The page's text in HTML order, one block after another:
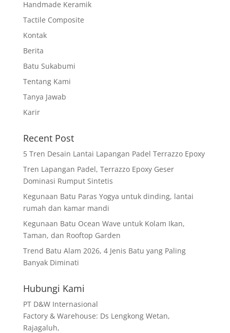
Handmade Keramik
Tactile Composite
Kontak
Berita
Batu Sukabumi
Tentang Kami
Tanya Jawab
Karir
Recent Post
5 Tren Desain Lantai Lapangan Padel Terrazzo Epoxy
Tren Lapangan Padel, Terrazzo Epoxy Geser
Dominasi Rumput Sintetis
Kegunaan Batu Paras Yogya untuk dinding, lantai
rumah dan kamar mandi
Kegunaan Batu Ocean Wave untuk Kolam Ikan,
Taman, dan Rooftop Garden
Trend Batu Alam 2026, 4 Jenis Batu yang Paling
Banyak Diminati
Hubungi Kami
PT D&W Internasional
Factory & Warehouse: Ds Lengkong Wetan,
Rajagaluh,